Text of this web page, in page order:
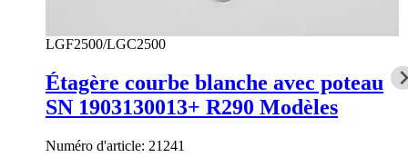
LGF2500/LGC2500
Étagère courbe blanche avec poteau
SN 1903130013+ R290 Modèles
Numéro d'article: 21241